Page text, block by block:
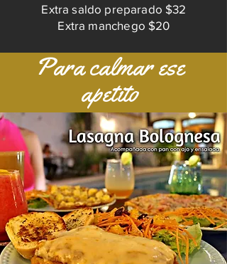
Extra saldo preparado $32
Extra manchego $20
Para calmar ese
apetito